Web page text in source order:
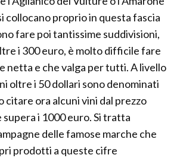
collocano proprio in questa fascia
fare poi tantissime suddivisioni,
i 300 euro, è molto difficile fare
netta e che valga per tutti. A livello
oltre i 50 dollari sono denominati
citare ora alcuni vini dal prezzo
i 1000 euro. Si tratta
delle famose marche che
prodotti a queste cifre